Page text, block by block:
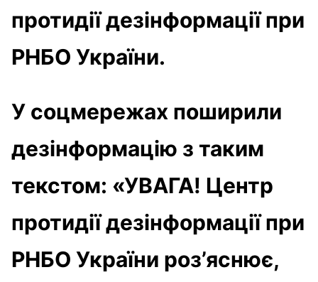
протидії дезінформації при
РНБО України.
У соцмережах поширили
дезінформацію з таким
текстом: «УВАГА! Центр
протидії дезінформації при
РНБО України роз’яснює,